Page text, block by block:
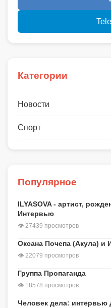
Категории
Новости
Спорт
Популярное
ILYASOVA - артист,
Интервью
👁 27439 просмотров
Оксана Почепа (Акула) и
👁 22079 просмотров
Группа Пропаганда
👁 18578 просмотров
Человек дела: интервью